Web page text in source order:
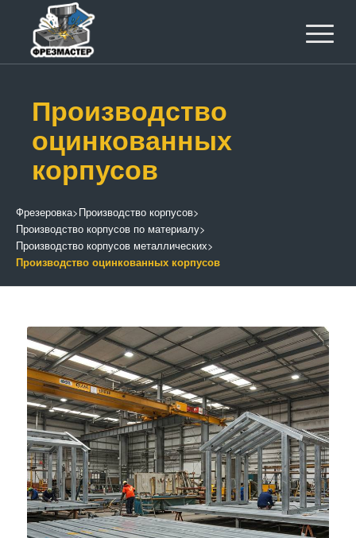
Производство
оцинкованных
корпусов
Фрезеровка>Производство корпусов>
Производство корпусов по материалу>
Производство корпусов металлических>
Производство оцинкованных корпусов